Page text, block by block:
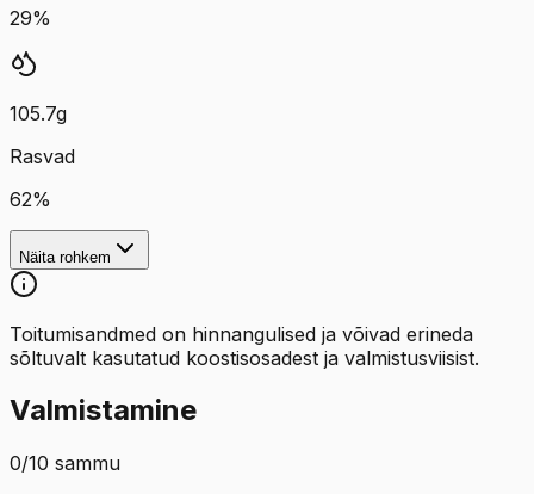
29%
105.7g
Rasvad
62%
Näita rohkem
Toitumisandmed on hinnangulised ja võivad erineda
sõltuvalt kasutatud koostisosadest ja valmistusviisist.
Valmistamine
0/10 sammu